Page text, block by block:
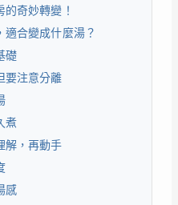
奇妙轉變！
適合變成什麼湯？
礎
要注意分離
煮
解，再動手
感